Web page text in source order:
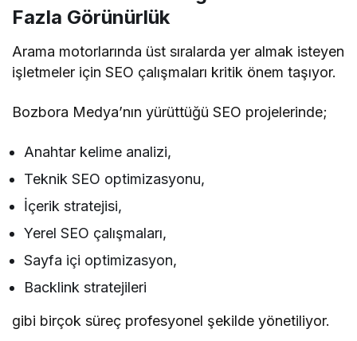
Fazla Görünürlük
Arama motorlarında üst sıralarda yer almak isteyen
işletmeler için SEO çalışmaları kritik önem taşıyor.
Bozbora Medya’nın yürüttüğü SEO projelerinde;
Anahtar kelime analizi,
Teknik SEO optimizasyonu,
İçerik stratejisi,
Yerel SEO çalışmaları,
Sayfa içi optimizasyon,
Backlink stratejileri
gibi birçok süreç profesyonel şekilde yönetiliyor.